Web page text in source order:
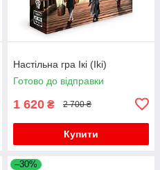
Настільна гра Ікі (Iki)
Готово до відправки
1 620 ₴ 2 700 ₴
Купити
–30%